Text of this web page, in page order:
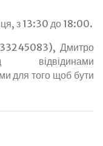
з 13:30 до 18:00.
Дмитро
відвідинами
для того щоб бути